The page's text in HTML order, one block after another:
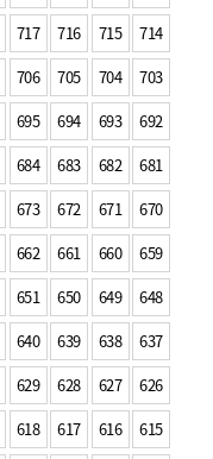
717 716 715
714
706 705 704
703
695 694 693
692
684 683 682
681
673 672 671
670
662 661 660
659
651 650 649
648
640 639 638
637
629 628 627
626
618 617 616
615